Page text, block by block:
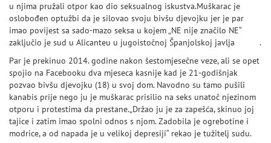
u njima pružali otpor kao dio seksualnog iskustva.Muškarac je
oslobođen optužbi da je silovao svoju bivšu djevojku jer je par
imao povijest sa sado-mazo seksa u kojem „NE nije značilo NE“
zaključio je sud u Alicanteu u jugoistočnoj Španjolskoj javlja
.
Par je prekinuo 2014. godine nakon šestomjesečne veze, ali se opet
spojio na Facebooku dva mjeseca kasnije kad je 21-godišnjak
pozvao bivšu djevojku (18) u svoj dom. Navodno su tamo pušili
kanabis prije nego ju je muškarac prisilio na seks unatoč njezinom
otporu i protestima da prestane.„Držao ju je za zapešća, skinuo joj
tajice i zatim imao spolni odnos s njom. Zadobila je ogrebotine i
modrice, a od napada je u velikoj depresiji“ rekao je tužitelj sudu.